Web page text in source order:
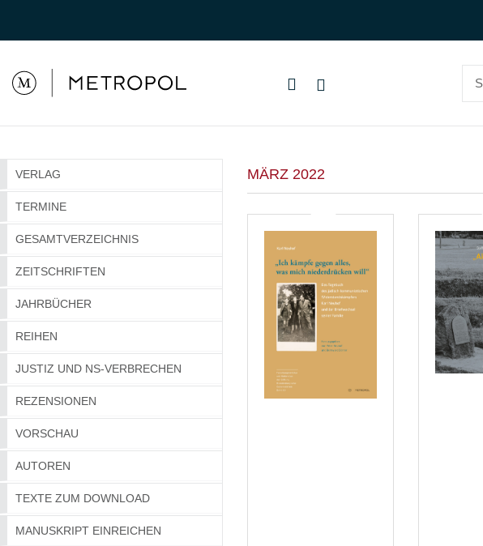
VERLAG
TERMINE
GESAMTVERZEICHNIS
ZEITSCHRIFTEN
JAHRBÜCHER
REIHEN
JUSTIZ UND NS-VERBRECHEN
REZENSIONEN
VORSCHAU
AUTOREN
TEXTE ZUM DOWNLOAD
MANUSKRIPT EINREICHEN
MÄRZ 2022